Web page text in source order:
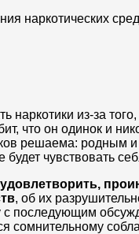
наркотических
наркотики из-за
что он одинок и
решаема: родным
будет чувствовать
, об их
последующим
сомнительному